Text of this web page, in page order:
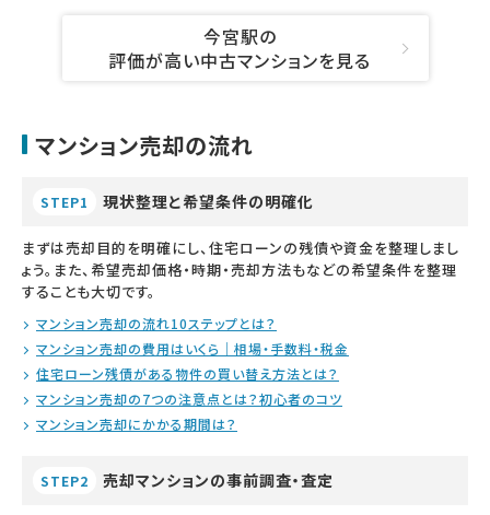
今宮駅の
評価が高い中古マンションを見る
マンション売却の流れ
STEP1 現状整理と希望条件の明確化
まずは売却目的を明確にし、住宅ローンの残債や資金を整理しまし
ょう。また、希望売却価格・時期・売却方法もなどの希望条件を整理
することも大切です。
マンション売却の流れ10ステップとは？
マンション売却の費用はいくら｜相場・手数料・税金
住宅ローン残債がある物件の買い替え方法とは？
マンション売却の7つの注意点とは？初心者のコツ
マンション売却にかかる期間は？
STEP2 売却マンションの事前調査・査定